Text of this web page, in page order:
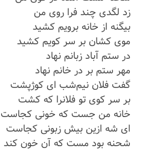
زد لگدی چند فرا روی من
بیگنه از خانه برویم کشید
موی کشان بر سر کویم کشید
در ستم آباد زبانم نهاد
مهر ستم بر در خانم نهاد
گفت فلان نیم‌شب ای کوژپشت
بر سر کوی تو فلانرا که کشت
خانه من جست که خونی کجاست
ای شه ازین بیش زبونی کجاست
شحنه بود مست که آن خون کند